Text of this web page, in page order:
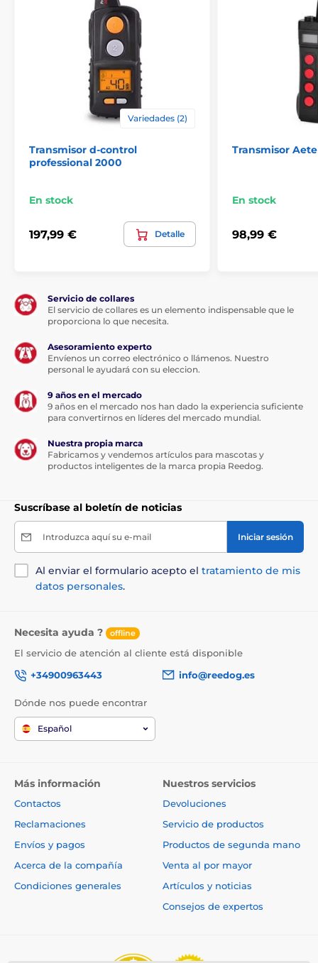
El producto aparece en las categorías
Accesorios Collares de adiestramiento
Transmisores
Transmisores para collares de adiestramiento
Num´Axes
Variedades (2)
Transmisor d-control
professional 2000
En stock
197,99 € Detalle
Transmisor
En stock
98,99 €
Servicio de collares
El servicio de collares es un elemento indispensable que le
proporciona lo que necesita.
Asesoramiento experto
Envíenos un correo electrónico o llámenos. Nuestro
personal le ayudará con su eleccion.
9 años en el mercado
9 años en el mercado nos han dado la experiencia suficiente
para convertirnos en líderes del mercado mundial.
Nuestra propia marca
Fabricamos y vendemos artículos para mascotas y
productos inteligentes de la marca propia Reedog.
Suscríbase al boletín de noticias
Introduzca aquí su e-mail Iniciar sesión
Al enviar el formulario acepto el tratamiento de mis
datos personales.
Necesita ayuda ? offline
El servicio de atención al cliente está disponible
+34900963443
info@reedog.es
Dónde nos puede encontrar
Español
Más información
Contactos
Reclamaciones
Envíos y pagos
Acerca de la compañía
Condiciones generales
Nuestros servicios
Devoluciones
Servicio de productos
Productos de segunda mano
Venta al por mayor
Artículos y noticias
Consejos de expertos